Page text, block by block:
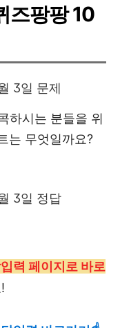
즈팡팡 10
3일 문제
하시는 분들을 위
는 무엇일까요?
3일 정답
력 페이지로 바로